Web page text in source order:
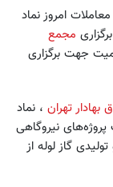
امروز نماد
مجمع
جهت برگزاری
بهادار تهران ، نماد
پروژه‌های نیروگاهی
گاز لوله از